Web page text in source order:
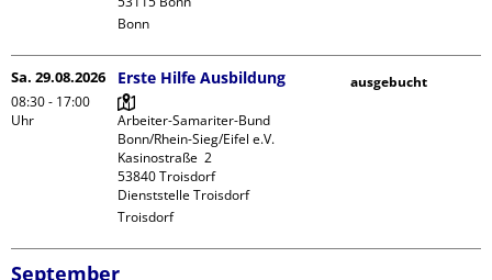
Bonn
Sa. 29.08.2026
08:30 - 17:00
Uhr
Erste Hilfe Ausbildung
Arbeiter-Samariter-Bund
Bonn/Rhein-Sieg/Eifel e.V.
Kasinostraße  2
53840 Troisdorf
Dienststelle Troisdorf
Troisdorf
ausgebucht
September